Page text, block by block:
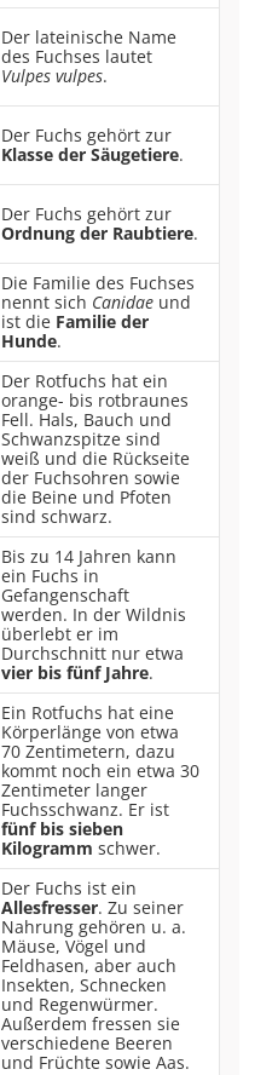
Der lateinische Name
des Fuchses lautet
Vulpes vulpes.
Der Fuchs gehört zur
Klasse der Säugetiere.
Der Fuchs gehört zur
Ordnung der Raubtiere.
Die Familie des Fuchses
nennt sich Canidae und
ist die Familie der
Hunde.
Der Rotfuchs hat ein
orange- bis rotbraunes
Fell. Hals, Bauch und
Schwanzspitze sind
weiß und die Rückseite
der Fuchsohren sowie
die Beine und Pfoten
sind schwarz.
Bis zu 14 Jahren kann
ein Fuchs in
Gefangenschaft
werden. In der Wildnis
überlebt er im
Durchschnitt nur etwa
vier bis fünf Jahre.
Ein Rotfuchs hat eine
Körperlänge von etwa
70 Zentimetern, dazu
kommt noch ein etwa 30
Zentimeter langer
Fuchsschwanz. Er ist
fünf bis sieben
Kilogramm schwer.
Der Fuchs ist ein
Allesfresser. Zu seiner
Nahrung gehören u. a.
Mäuse, Vögel und
Feldhasen, aber auch
Insekten, Schnecken
und Regenwürmer.
Außerdem fressen sie
verschiedene Beeren
und Früchte sowie Aas.